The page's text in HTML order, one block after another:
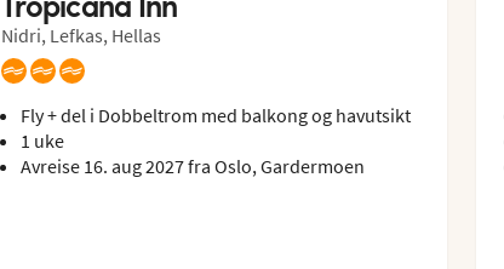
Nidri, Lefkas, Hellas
Fly + del i Dobbeltrom med balkong og havutsikt
1 uke
Avreise 16. aug 2027 fra Oslo, Gardermoen